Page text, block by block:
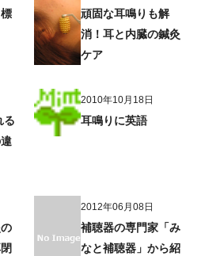
頑固な耳鳴りも解
消！耳と内臓の鍼灸
ケア
る
2010年10月18日
耳鳴りに英語
2012年06月08日
補聴器の専門家「み
なと補聴器」から紹